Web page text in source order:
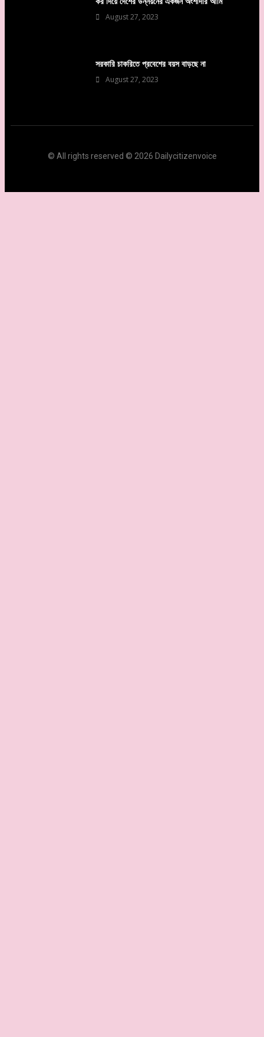
August 27, 2023
সরকারি চাকরিতে প্রবেশের বয়স বাড়ছে না
August 27, 2023
© All rights reserved © 2026 Dailycitizenvoice